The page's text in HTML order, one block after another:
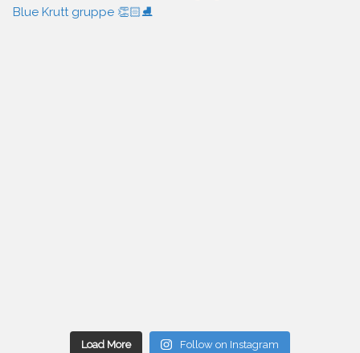
Load More Follow on Instagram